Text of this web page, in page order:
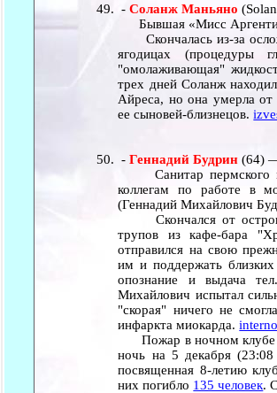
-Соланж Маньяно
Бывшая «Мисс
Скончалась из-за
ягодицах (процедуры
"омолаживающая"
трех дней Соланж
Айреса, но она умерла
ее сыновей-близнецов.
-Геннадий Будрин (64)
Санитар пермского
коллегам по работе в
(Геннадий Михайлович
Скончался от острого
трупов из кафе-бара
отправился на свою
им и поддержать
опознание и выдача
Михайлович испытал
"скорая" ничего не
инфаркта миокарда.
Пожар в ночном клубе
ночь на 5 декабря
посвященная 8-летию
них погибло 135 человек.